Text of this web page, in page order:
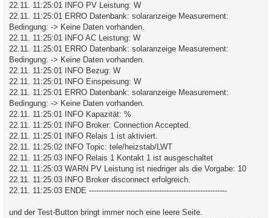
22.11. 11:25:01 INFO PV Leistung: W
22.11. 11:25:01 ERRO Datenbank: solaranzeige Measurement:
Bedingung: -> Keine Daten vorhanden.
22.11. 11:25:01 INFO AC Leistung: W
22.11. 11:25:01 ERRO Datenbank: solaranzeige Measurement:
Bedingung: -> Keine Daten vorhanden.
22.11. 11:25:01 INFO Bezug: W
22.11. 11:25:01 INFO Einspeisung: W
22.11. 11:25:01 ERRO Datenbank: solaranzeige Measurement:
Bedingung: -> Keine Daten vorhanden.
22.11. 11:25:01 INFO Kapazität: %
22.11. 11:25:01 INFO Broker: Connection Accepted.
22.11. 11:25:01 INFO Relais 1 ist aktiviert.
22.11. 11:25:02 INFO Topic: tele/heizstab/LWT
22.11. 11:25:03 INFO Relais 1 Kontakt 1 ist ausgeschaltet
22.11. 11:25:03 WARN PV Leistung ist niedriger als die Vorgabe: 10
22.11. 11:25:03 INFO Broker disconnect erfolgreich.
22.11. 11:25:03 ENDE ---------------------------------------------------------
und der Test-Button bringt immer noch eine leere Seite.